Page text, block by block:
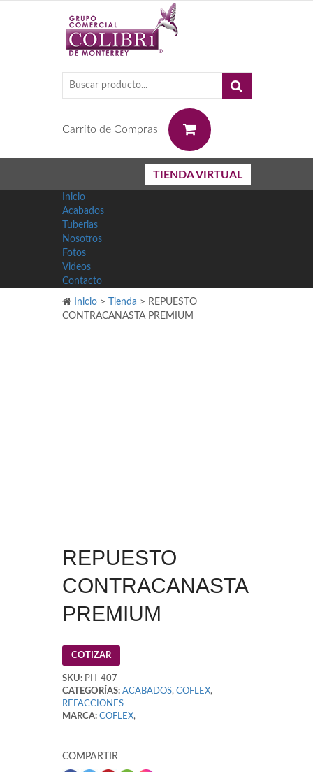
Carrito de Compras
TIENDA VIRTUAL
Inicio
Acabados
Tuberias
Nosotros
Fotos
Videos
Contacto
Inicio > Tienda > REPUESTO
CONTRACANASTA PREMIUM
REPUESTO
CONTRACANASTA
PREMIUM
COTIZAR
SKU: PH-407
CATEGORÍAS: ACABADOS, COFLEX,
REFACCIONES
MARCA: COFLEX,
COMPARTIR